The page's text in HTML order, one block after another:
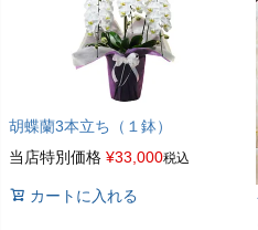
胡蝶蘭3本立ち（１鉢）
当店特別価格 ¥33,000税込
カートに入れる